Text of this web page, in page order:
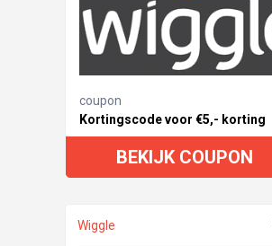
coupon
Kortingscode voor €5,- korting
BEKIJK COUPON
Wiggle